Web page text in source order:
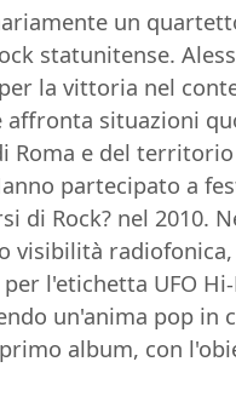
un
statunitense.
la vittoria nel
situazioni
Roma e del
partecipato a
di Rock? nel 2010.
visibilità
l'etichetta UFO
un'anima pop in
album, con